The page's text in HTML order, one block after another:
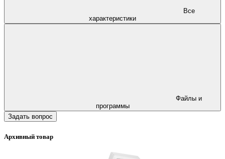
характеристики
программы
Задать вопрос
Архивный товар